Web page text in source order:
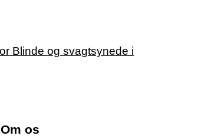
Om os